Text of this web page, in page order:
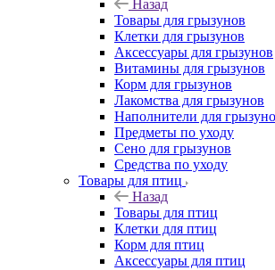
Назад
Товары для грызунов
Клетки для грызунов
Аксессуары для грызунов
Витамины для грызунов
Корм для грызунов
Лакомства для грызунов
Наполнители для
Предметы по уходу
Сено для грызунов
Средства по уходу
Товары для птиц
Назад
Товары для птиц
Клетки для птиц
Корм для птиц
Аксессуары для птиц